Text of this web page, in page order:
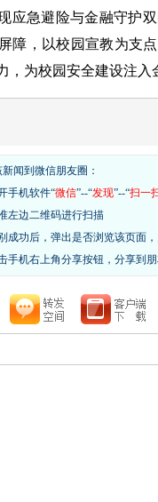
应急避险与金融守护
障，以校园宣教为支
，为校园安全建设注入
闻到微信朋友圈：
手机软件“微信”--“发现”--“扫一
左边二维码进行扫描
成功后，弹出是否浏览该页面，
手机右上角分享按钮，分享到朋